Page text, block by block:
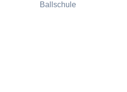
Ballschule